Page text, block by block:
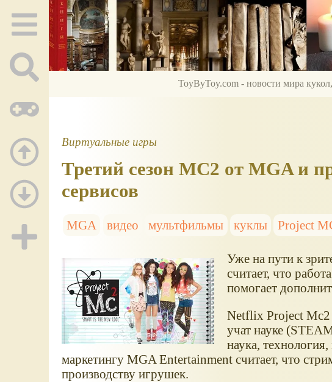
ToyByToy.com - новости мира
Виртуальные игры
Третий сезон МC2 от MGA и
сервисов
MGA видео мультфильмы куклы Project
Уже на пути к
считает, что
помогает
Netflix Project Mc2
учат науке
наука,
маркетингу MGA Entertainment считает, что
производству игрушек.